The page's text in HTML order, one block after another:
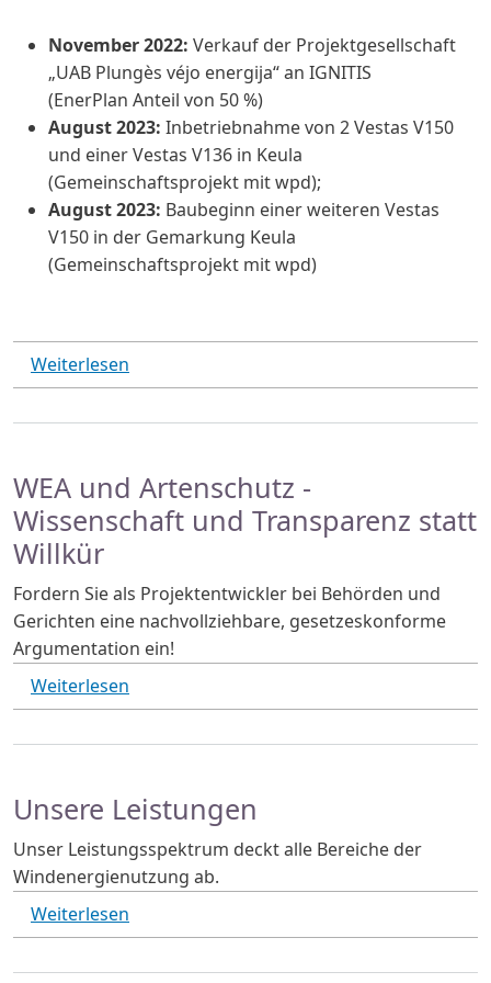
November 2022: Verkauf der Projektgesellschaft
„UAB Plungès véjo energija“ an IGNITIS
(EnerPlan Anteil von 50 %)
August 2023: Inbetriebnahme von 2 Vestas V150
und einer Vestas V136 in Keula
(Gemeinschaftsprojekt mit wpd);
August 2023: Baubeginn einer weiteren Vestas
V150 in der Gemarkung Keula
(Gemeinschaftsprojekt mit wpd)
Weiterlesen
WEA und Artenschutz -
Wissenschaft und Transparenz statt
Willkür
Fordern Sie als Projektentwickler bei Behörden und
Gerichten eine nachvollziehbare, gesetzeskonforme
Argumentation ein!
Weiterlesen
Unsere Leistungen
Unser Leistungsspektrum deckt alle Bereiche der
Windenergienutzung ab.
Weiterlesen